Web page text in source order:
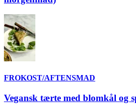
FROKOST/AFTENSMAD
Vegansk tærte med blomkål og